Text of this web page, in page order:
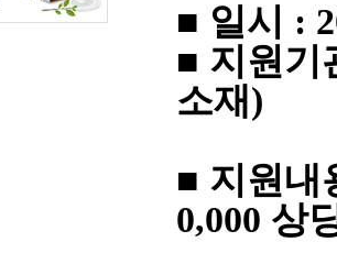
■ 일시 :
■ 지원기
소재)
■ 지원내
0,000 상